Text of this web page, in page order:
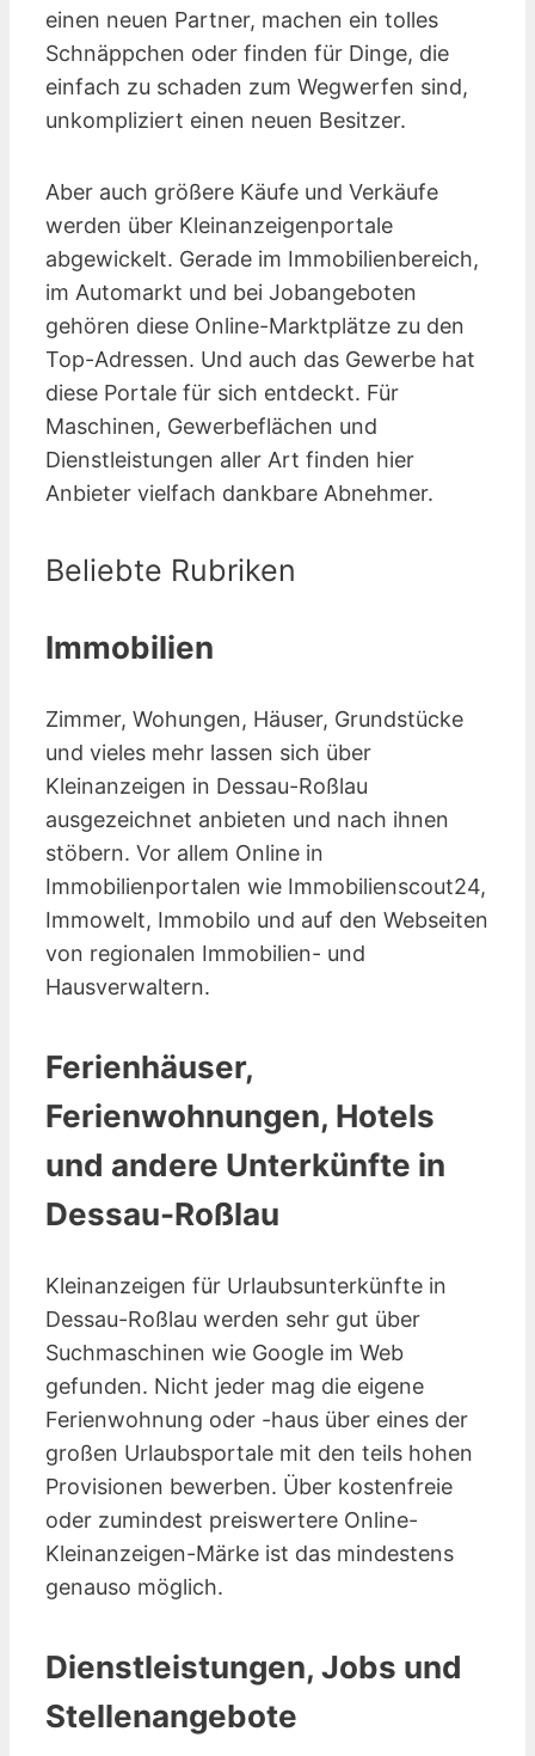
einen neuen Partner, machen ein tolles
Schnäppchen oder finden für Dinge, die
einfach zu schaden zum Wegwerfen sind,
unkompliziert einen neuen Besitzer.
Aber auch größere Käufe und Verkäufe
werden über Kleinanzeigen­portale
abgewickelt. Gerade im Immobilienbereich,
im Automarkt und bei Jobangeboten
gehören diese Online-Marktplätze zu den
Top-Adressen. Und auch das Gewerbe hat
diese Portale für sich entdeckt. Für
Maschinen, Gewerbeflächen und
Dienstleistungen aller Art finden hier
Anbieter vielfach dankbare Abnehmer.
Beliebte Rubriken
Immobilien
Zimmer, Wohungen, Häuser, Grundstücke
und vieles mehr lassen sich über
Kleinanzeigen in Dessau-Roßlau
ausgezeichnet anbieten und nach ihnen
stöbern. Vor allem Online in
Immobilienportalen wie Immobilienscout24,
Immowelt, Immobilo und auf den Webseiten
von regionalen Immobilien- und
Hausverwaltern.
Ferienhäuser,
Ferienwohnungen, Hotels
und andere Unterkünfte in
Dessau-Roßlau
Kleinanzeigen für Urlaubsunterkünfte in
Dessau-Roßlau werden sehr gut über
Suchmaschinen wie Google im Web
gefunden. Nicht jeder mag die eigene
Ferienwohnung oder -haus über eines der
großen Urlaubsportale mit den teils hohen
Provisionen bewerben. Über kostenfreie
oder zumindest preiswertere Online-
Kleinanzeigen-Märke ist das mindestens
genauso möglich.
Dienstleistungen, Jobs und
Stellenangebote